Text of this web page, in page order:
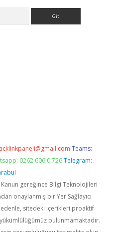
Teams:
0262 606 0 726 Telegram:
Kanun gereğince Bilgi Teknolojileri
onaylanmış bir Yer Sağlayıcı
sitedeki içerikleri proaktif
bulunmamaktadır.